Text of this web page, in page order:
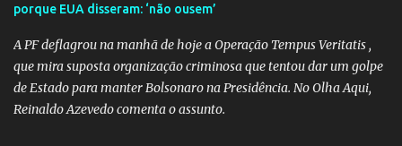
porque EUA disseram: ‘não ousem’
A PF deflagrou na manhã de hoje a Operação Tempus Veritatis ,
que mira suposta organização criminosa que tentou dar um golpe
de Estado para manter Bolsonaro na Presidência. No Olha Aqui,
Reinaldo Azevedo comenta o assunto.